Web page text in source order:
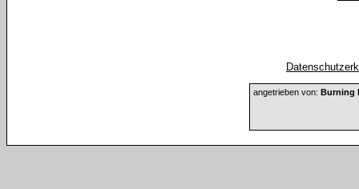
angetrieben von: Burning